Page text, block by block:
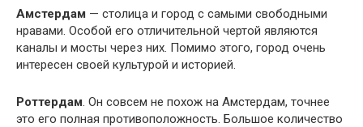
Амстердам — столица и город с самыми свободными
нравами. Особой его отличительной чертой являются
каналы и мосты через них. Помимо этого, город очень
интересен своей культурой и историей.
Роттердам. Он совсем не похож на Амстердам, точнее
это его полная противоположность. Большое количество